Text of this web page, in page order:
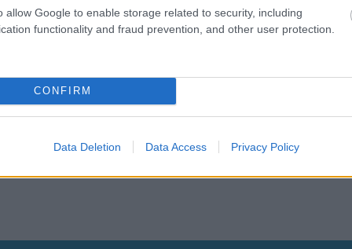
allow Google to enable storage related to security, including
functionality and fraud prevention, and other user protection.
CONFIRM
Data Deletion Data Access Privacy Policy